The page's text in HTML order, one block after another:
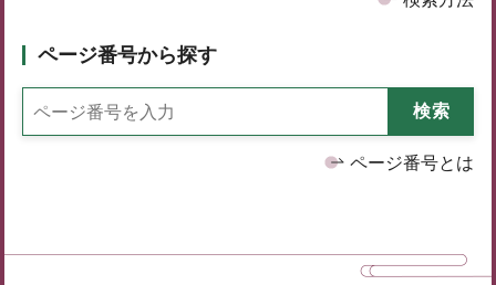
ページ番号から探す
ページ番号とは